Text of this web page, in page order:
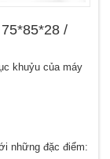
/
khuỷu của máy
những đặc điểm: